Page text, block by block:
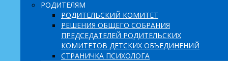
РОДИТЕЛЯМ
РОДИТЕЛЬСКИЙ КОМИТЕТ
РЕШЕНИЯ ОБЩЕГО СОБРАНИЯ
ПРЕДСЕДАТЕЛЕЙ РОДИТЕЛЬСКИХ
КОМИТЕТОВ ДЕТСКИХ ОБЪЕДИНЕНИЙ
СТРАНИЧКА ПСИХОЛОГА